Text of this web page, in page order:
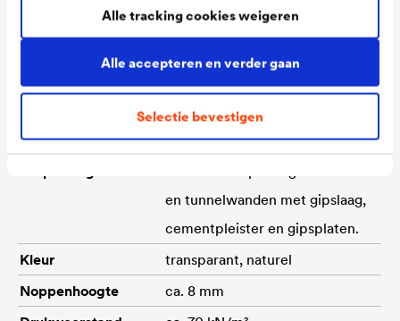
Alle accepteren en verder gaan
Selectie bevestigen
Alle tracking cookies weigeren
Technische gegevens
Materiaal
Polyethyleen met hoge
dichtheid en rasterstructuur uit
HDPE.
en tunnelwanden met gipslaag,
cementpleister en gipsplaten.
Kleur
transparant, naturel
Noppenhoogte
ca. 8 mm